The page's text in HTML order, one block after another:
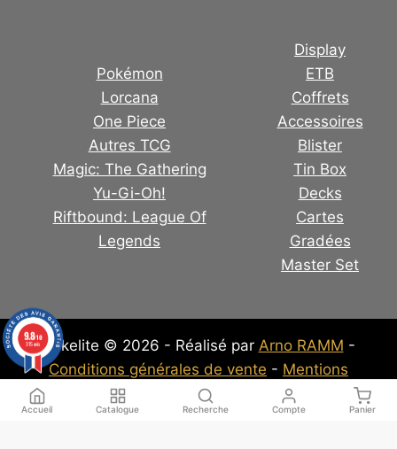
Pokémon
Lorcana
One Piece
Autres TCG
Magic: The Gathering
Yu-Gi-Oh!
Riftbound: League Of
Legends
Display
ETB
Coffrets
Accessoires
Blister
Tin Box
Decks
Cartes
Gradées
Master Set
Pokelite © 2026 - Réalisé par Arno RAMM -
Conditions générales de vente - Mentions
Légales- Politique de confidentialité
Accueil Catalogue Recherche Compte Panier
9.8/10
315 avis